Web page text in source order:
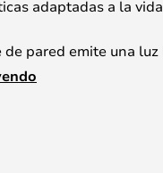
adaptadas a la
de pared emite una
reflejando
la luz y ayuda a
movimiento, de modo